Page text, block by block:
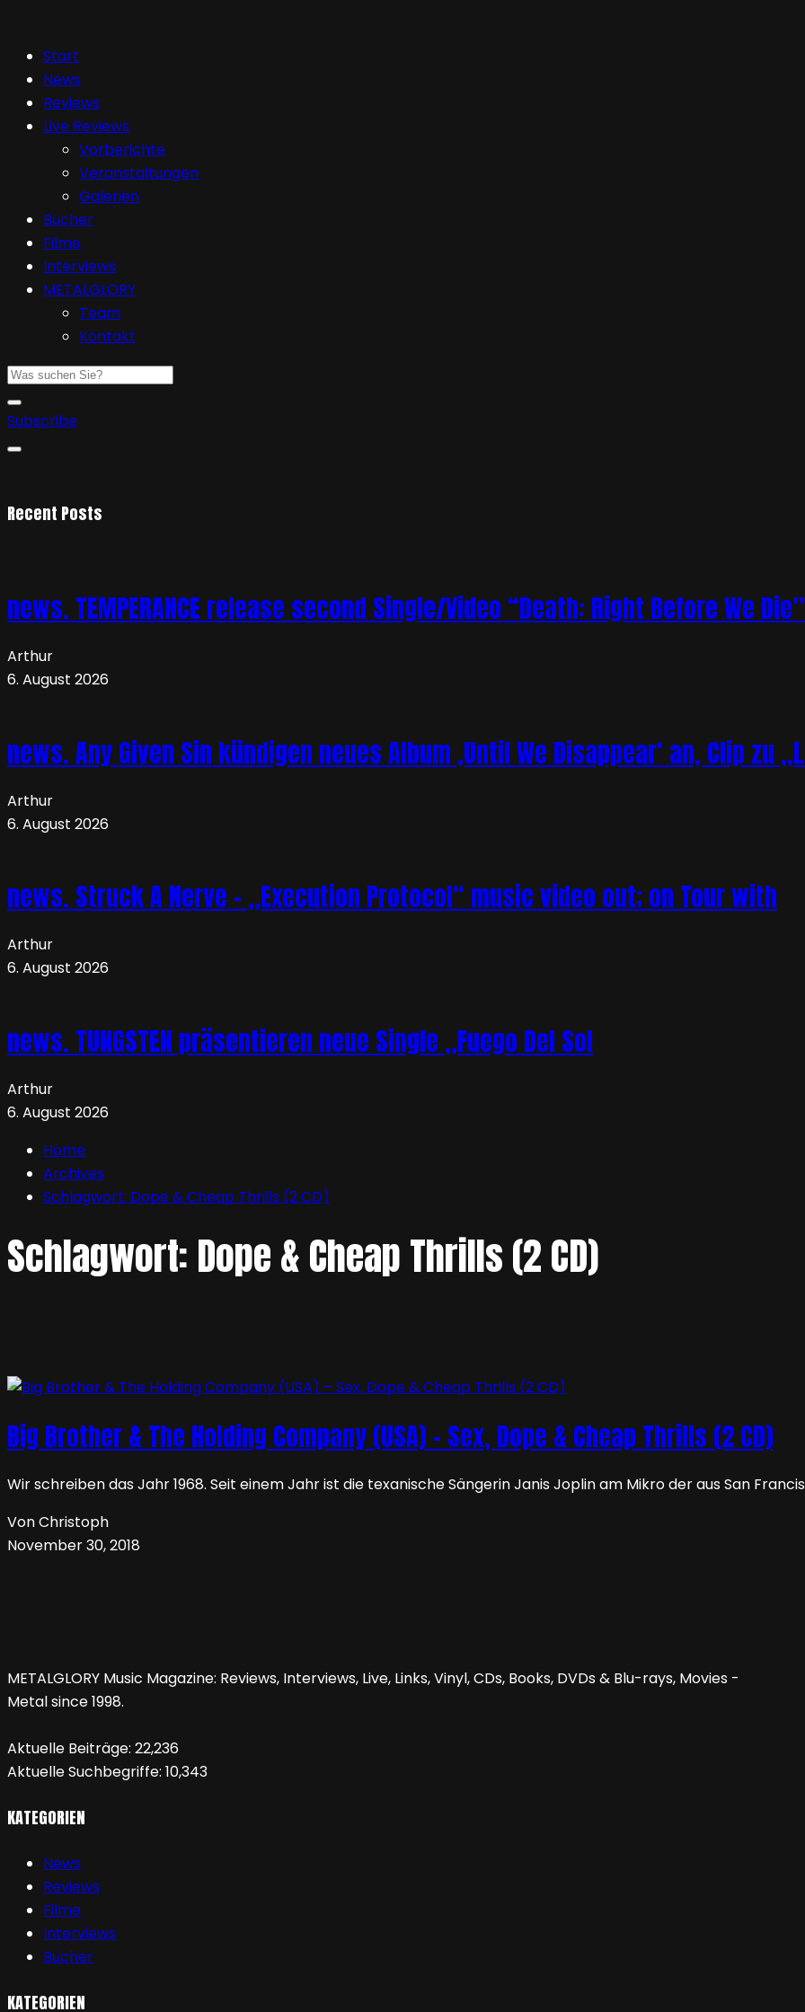
Start
News
Reviews
Live Reviews
Vorberichte
Veranstaltungen
Galerien
Bücher
Filme
Interviews
METALGLORY
Team
Kontakt
Subscribe
Recent Posts
news. TEMPERANCE release second Single/Video “Death: Right Before We Die”
Arthur
6. August 2026
news. Any Given Sin kündigen neues Album ‚Until We Disappear‘ an, Clip zu
Arthur
6. August 2026
news. Struck A Nerve – „Execution Protocol“ music video out; on Tour with
Arthur
6. August 2026
news. TUNGSTEN präsentieren neue Single „Fuego Del Sol
Arthur
6. August 2026
Home
Archives
Schlagwort: Dope & Cheap Thrills (2 CD)
Schlagwort: Dope & Cheap Thrills (2 CD)
Big Brother & The Holding Company (USA) – Sex, Dope & Cheap Thrills (2 CD)
Wir schreiben das Jahr 1968. Seit einem Jahr ist die texanische Sängerin Janis Joplin am Mikro der aus San
Von Christoph
November 30, 2018
METALGLORY Music Magazine: Reviews, Interviews, Live, Links, Vinyl, CDs, Books, DVDs & Blu-rays, Movies -
Metal since 1998.
Aktuelle Beiträge: 22,236
Aktuelle Suchbegriffe: 10,343
KATEGORIEN
News
Reviews
Filme
Interviews
Bücher
KATEGORIEN